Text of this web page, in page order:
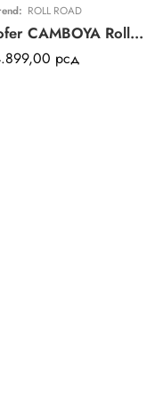
ROLL ROAD
Kabinski kofer CAMBOYA Roll Road | pink | ABS
рсд